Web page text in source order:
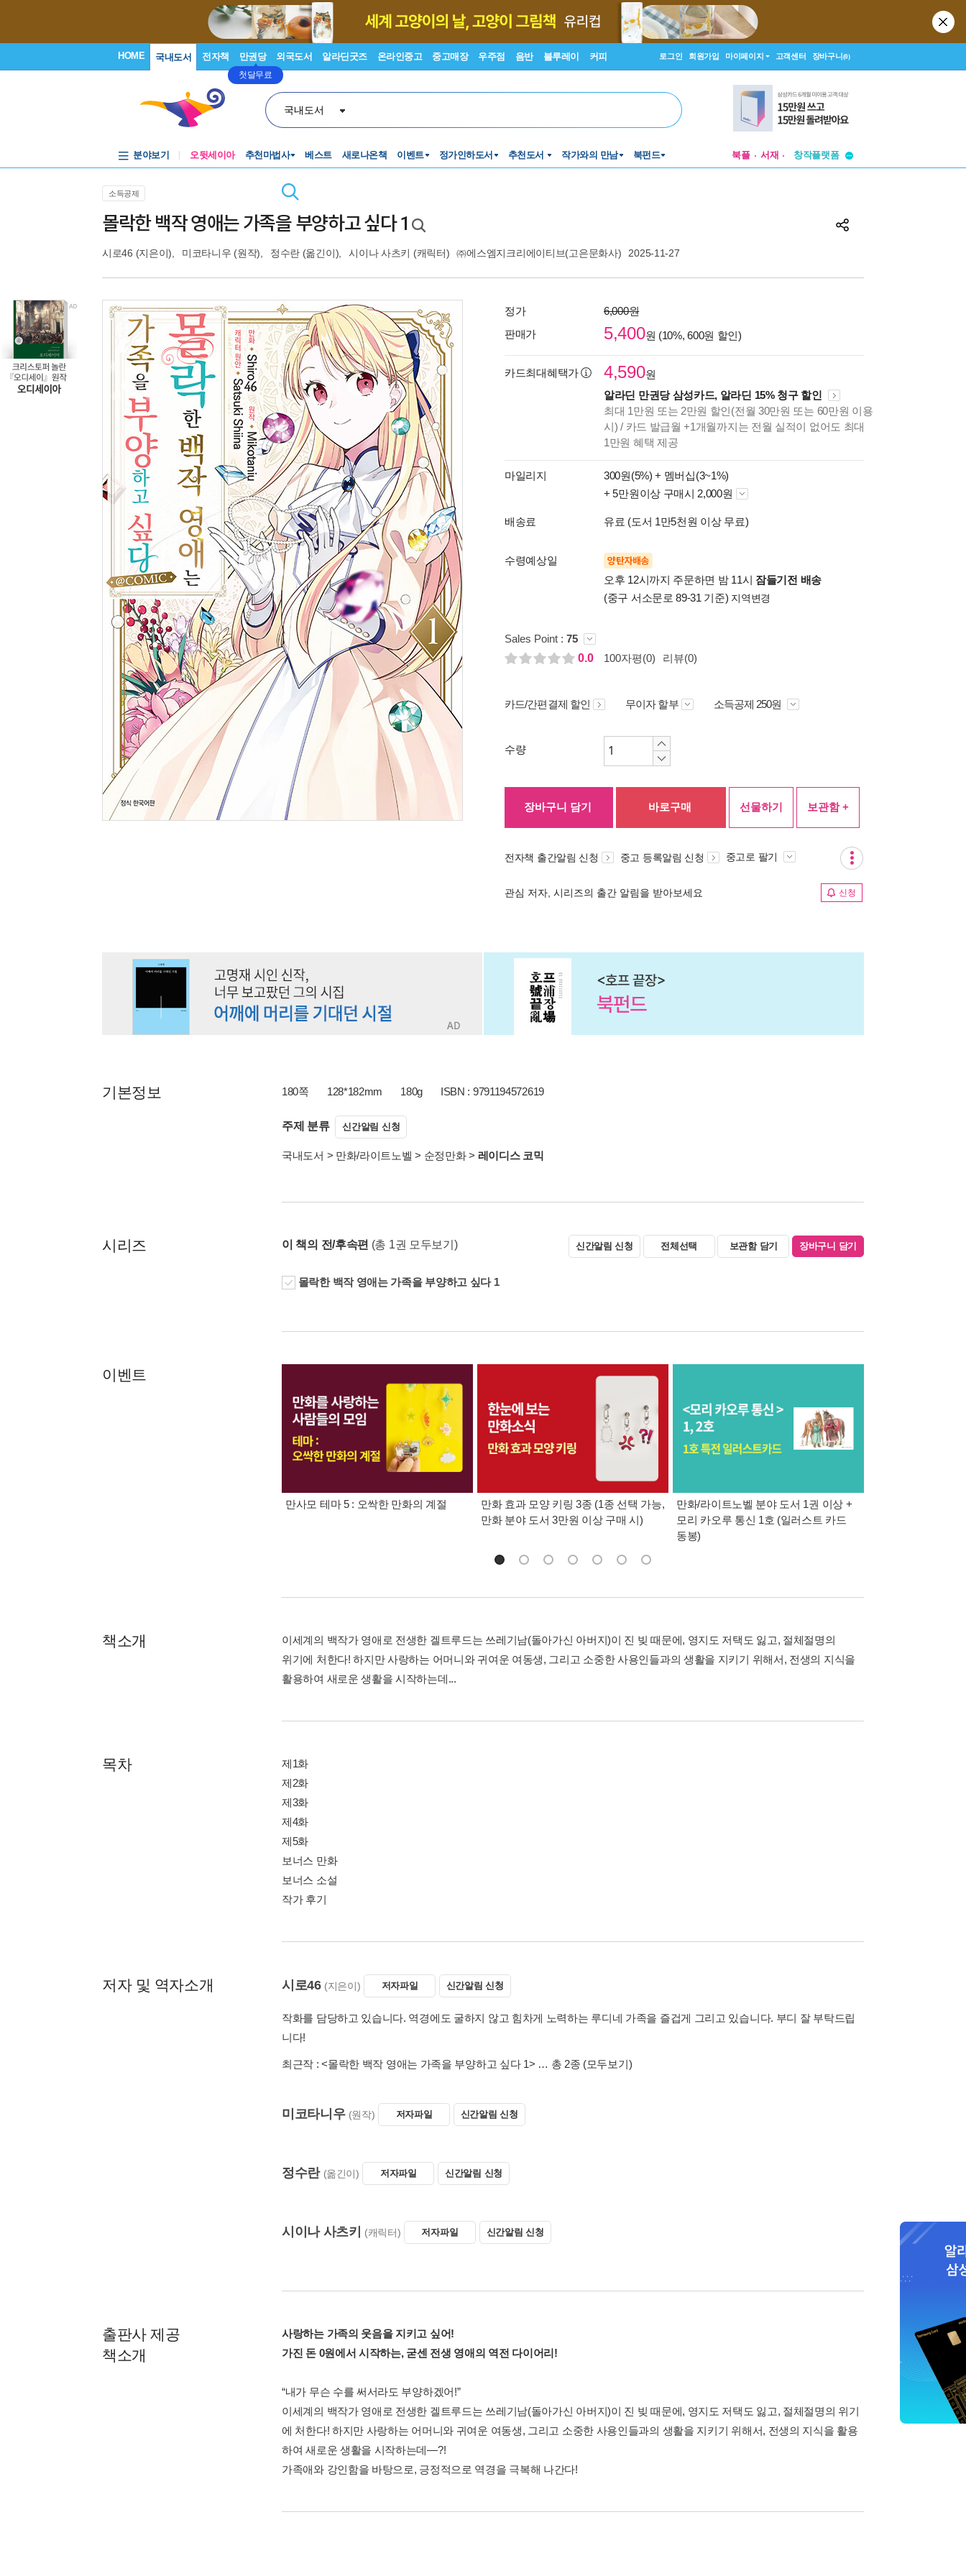
HOME 국내도서 전자책 만권당
첫달무료
외국도서 알라딘굿즈 온라인중고 중고매장 우주점 음반 블루레이 커피 로그인 회원가입 마이페이지 고객센터 장바구니(0)
국내도서
분야보기 오뒷세이아 추천마법사 베스트 새로나온책 이벤트 정가인하도서 추천도서 작가와의 만남 북펀드 북플 서재
창작플랫폼
소득공제
몰락한 백작 영애는 가족을 부양하고 싶다 1
시로46 (지은이), 미코타니우 (원작), 정수란 (옮긴이), 시이나 사츠키 (캐릭터) ㈜에스엠지크리에이티브(고은문화사) 2025-11-27
정가
6,000원
판매가
5,400원 (10%, 600원 할인)
카드최대혜택가 4,590원
알라딘 만권당 삼성카드, 알라딘 15% 청구 할인
최대 1만원 또는 2만원 할인(전월 30만원 또는 60만원 이용
시) / 카드 발급월 +1개월까지는 전월 실적이 없어도 최대
1만원 혜택 제공
마일리지 300원(5%) + 멤버십(3~1%)
+ 5만원이상 구매시 2,000원
배송료 유료 (도서 1만5천원 이상 무료)
수령예상일 양탄자배송
오후 12시까지 주문하면 밤 11시 잠들기전 배송
(중구 서소문로 89-31 기준) 지역변경
Sales Point : 75
0.0
100자평(0) 리뷰(0)
카드/간편결제 할인 무이자 할부 소득공제 250원
수량
장바구니 담기 바로구매 선물하기 보관함 +
전자책 출간알림 신청 중고 등록알림 신청 중고로 팔기
관심 저자, 시리즈의 출간 알림을 받아보세요 신청
기본정보 180쪽 128*182mm 180g ISBN : 9791194572619
주제 분류 신간알림 신청
국내도서 > 만화/라이트노벨 > 순정만화> 레이디스 코믹
시리즈 이 책의 전/후속편 (총 1권 모두보기) 신간알림 신청 전체선택 보관함 담기 장바구니 담기
몰락한 백작 영애는 가족을 부양하고 싶다 1
이벤트
만사모 테마 5 : 오싹한 만화의 계절
만화 효과 모양 키링 3종 (1종 선택 가능,
만화 분야 도서 3만원 이상 구매 시)
만화/라이트노벨 분야 도서 1권 이상 +
모리 카오루 통신 1호 (일러스트 카드
동봉)
책소개
이세계의 백작가 영애로 전생한 겔트루드는 쓰레기남(돌아가신 아버지)이 진 빚 때문에, 영지도 저택도 잃고, 절체절명의
위기에 처한다! 하지만 사랑하는 어머니와 귀여운 여동생, 그리고 소중한 사용인들과의 생활을 지키기 위해서, 전생의 지식을
활용하여 새로운 생활을 시작하는데...
목차
제1화
제2화
제3화
제4화
제5화
보너스 만화
보너스 소설
작가 후기
저자 및 역자소개 시로46 (지은이) 저자파일 신간알림 신청
작화를 담당하고 있습니다. 역경에도 굴하지 않고 힘차게 노력하는 루디네 가족을 즐겁게 그리고 있습니다. 부디 잘 부탁드립
니다!
최근작 :<몰락한 백작 영애는 가족을 부양하고 싶다 1> … 총 2종 (모두보기)
미코타니우 (원작) 저자파일 신간알림 신청
정수란 (옮긴이) 저자파일 신간알림 신청
시이나 사츠키 (캐릭터) 저자파일 신간알림 신청
출판사 제공
책소개
사랑하는 가족의 웃음을 지키고 싶어!
가진 돈 0원에서 시작하는, 굳센 전생 영애의 역전 다이어리!
“내가 무슨 수를 써서라도 부양하겠어!”
이세계의 백작가 영애로 전생한 겔트루드는 쓰레기남(돌아가신 아버지)이 진 빚 때문에, 영지도 저택도 잃고, 절체절명의 위기
에 처한다! 하지만 사랑하는 어머니와 귀여운 여동생, 그리고 소중한 사용인들과의 생활을 지키기 위해서, 전생의 지식을 활용
하여 새로운 생활을 시작하는데―?!
가족애와 강인함을 바탕으로, 긍정적으로 역경을 극복해 나간다!